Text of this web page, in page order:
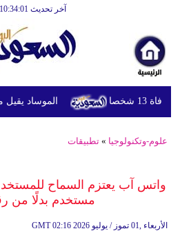
آخر تحديث GMT10:34:01
الموساد يقيل
علوم-وتكنولوجيا »تطبيقات
واتس آب يعتزم السماح
مستخدم بدلًا من
GMT 02:16 2026 الأربعاء ,01 تموز / يوليو